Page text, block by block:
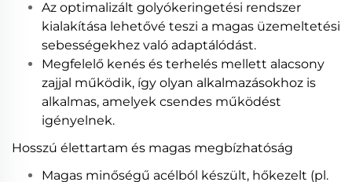
Az optimalizált golyókeringetési rendszer
kialakítása lehetővé teszi a magas üzemeltetési
sebességekhez való adaptálódást.
Megfelelő kenés és terhelés mellett alacsony
zajjal működik, így olyan alkalmazásokhoz is
alkalmas, amelyek csendes működést
igényelnek.
Hosszú élettartam és magas megbízhatóság
Magas minőségű acélból készült, hőkezelt (pl.